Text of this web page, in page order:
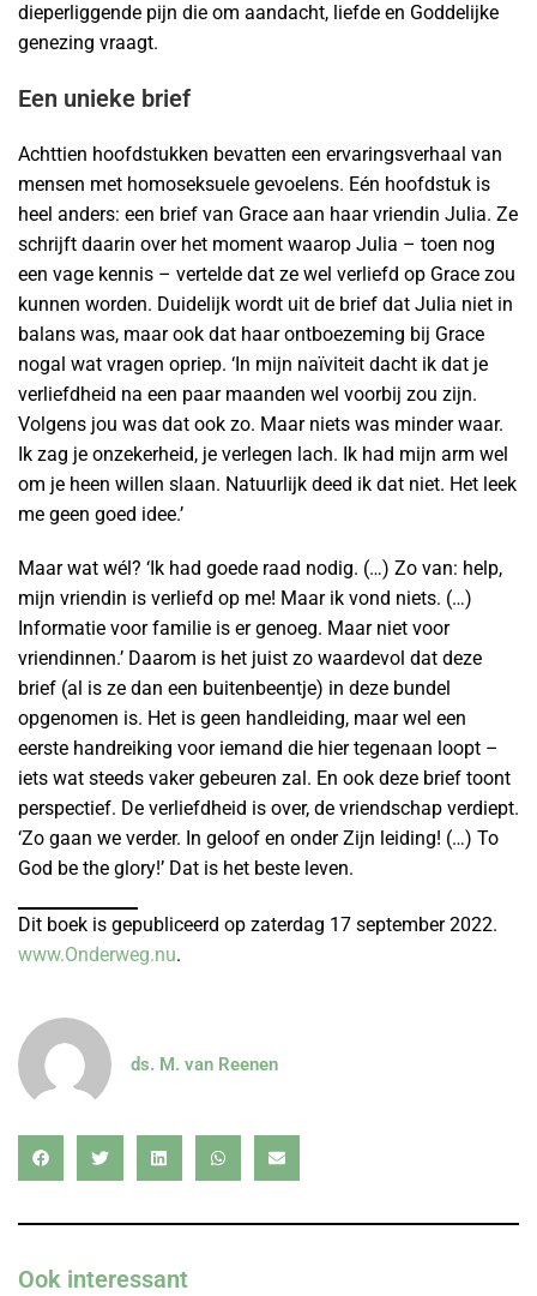
dieperliggende pijn die om aandacht, liefde en Goddelijke
genezing vraagt.
Een unieke brief
Achttien hoofdstukken bevatten een ervaringsverhaal van
mensen met homoseksuele gevoelens. Eén hoofdstuk is
heel anders: een brief van Grace aan haar vriendin Julia. Ze
schrijft daarin over het moment waarop Julia – toen nog
een vage kennis – vertelde dat ze wel verliefd op Grace zou
kunnen worden. Duidelijk wordt uit de brief dat Julia niet in
balans was, maar ook dat haar ontboezeming bij Grace
nogal wat vragen opriep. ‘In mijn naïviteit dacht ik dat je
verliefdheid na een paar maanden wel voorbij zou zijn.
Volgens jou was dat ook zo. Maar niets was minder waar.
Ik zag je onzekerheid, je verlegen lach. Ik had mijn arm wel
om je heen willen slaan. Natuurlijk deed ik dat niet. Het leek
me geen goed idee.’
Maar wat wél? ‘Ik had goede raad nodig. (…) Zo van: help,
mijn vriendin is verliefd op me! Maar ik vond niets. (…)
Informatie voor familie is er genoeg. Maar niet voor
vriendinnen.’ Daarom is het juist zo waardevol dat deze
brief (al is ze dan een buitenbeentje) in deze bundel
opgenomen is. Het is geen handleiding, maar wel een
eerste handreiking voor iemand die hier tegenaan loopt –
iets wat steeds vaker gebeuren zal. En ook deze brief toont
perspectief. De verliefdheid is over, de vriendschap verdiept.
‘Zo gaan we verder. In geloof en onder Zijn leiding! (…) To
God be the glory!’ Dat is het beste leven.
Dit boek is gepubliceerd op zaterdag 17 september 2022.
www.Onderweg.nu.
ds. M. van Reenen
Ook interessant